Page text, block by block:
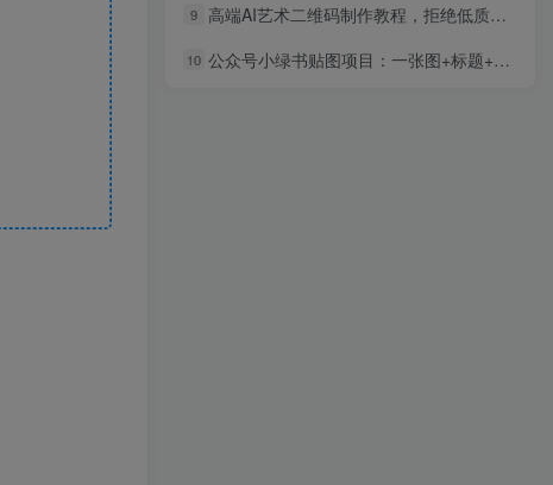
9 高端AI艺术二维码制作教程，拒绝低质量，一单收徒500+【揭秘】
10 公众号小绿书贴图项目：一张图+标题+文案赚收益，听话照做一站式教学